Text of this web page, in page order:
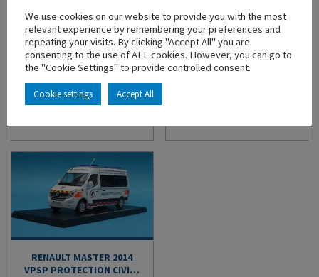
CITROËN TYPE H
PUBLICITAIRE PRODUITS
RENAULT MASTER 2014
VPSP PROTECTION CIVILE
We use cookies on our website to provide you with the most
relevant experience by remembering your preferences and
repeating your visits. By clicking "Accept All" you are
consenting to the use of ALL cookies. However, you can go to
the "Cookie Settings" to provide controlled consent.
Cookie settings Accept All